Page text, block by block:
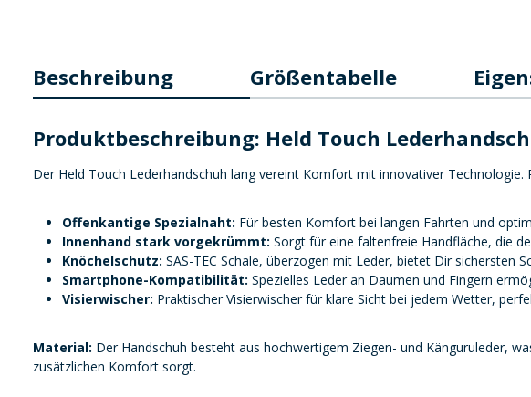
Beschreibung Größentabelle
Produktbeschreibung: Held Touch
Der Held Touch Lederhandschuh lang vereint Komfort mit innovativer
Offenkantige Spezialnaht: Für besten Komfort bei langen Fahrten und
Innenhand stark vorgekrümmt: Sorgt für eine faltenfreie Handfläche, die
Knöchelschutz: SAS-TEC Schale, überzogen mit Leder, bietet Dir sichersten
Smartphone-Kompatibilität: Spezielles Leder an Daumen und Fingern
Visierwischer: Praktischer Visierwischer für klare Sicht bei jedem Wetter,
Material: Der Handschuh besteht aus hochwertigem Ziegen- und Känguruleder,
zusätzlichen Komfort sorgt.